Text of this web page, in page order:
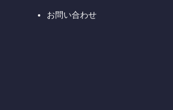
お問い合わせ